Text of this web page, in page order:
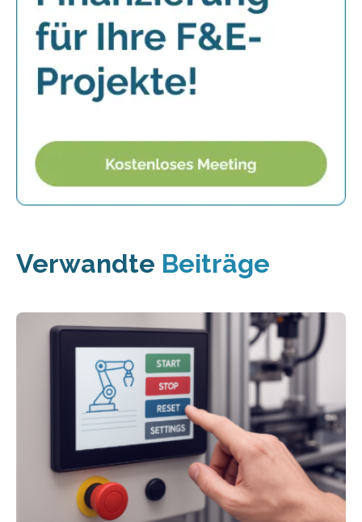
Verwandte Beiträge